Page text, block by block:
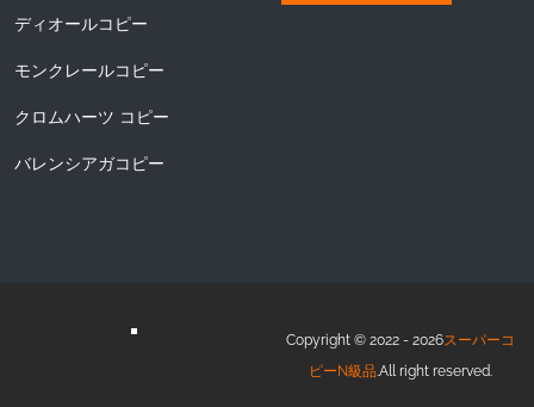
ディオールコピー
モンクレールコピー
クロムハーツ コピー
バレンシアガコピー
Copyright © 2022 - 2026スーパーコ
ピーN級品.All right reserved.